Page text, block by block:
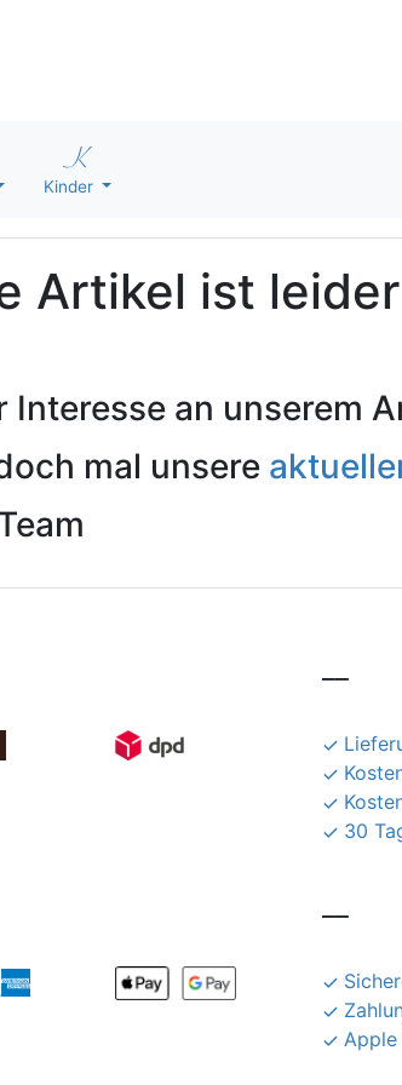
Kinder
Artikel ist
Interesse an unserem
mal unsere
30
Apple